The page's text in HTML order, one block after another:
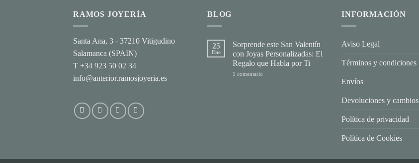
RAMOS JOYERÍA
Santa Ana, 3 - 37210 Vitigudino
Salamanca (SPAIN)
T +34 923 50 02 34
info@anterior.ramosjoyeria.es
BLOG
25
Ene
Sorprende este San Valentín
con Joyas Personalizadas: El
Regalo que Habla por Ti
1 comentario
INFORMACIÓN
Aviso Legal
Términos y condiciones
Envíos
Devoluciones y cambios
Política de privacidad
Política de Cookies